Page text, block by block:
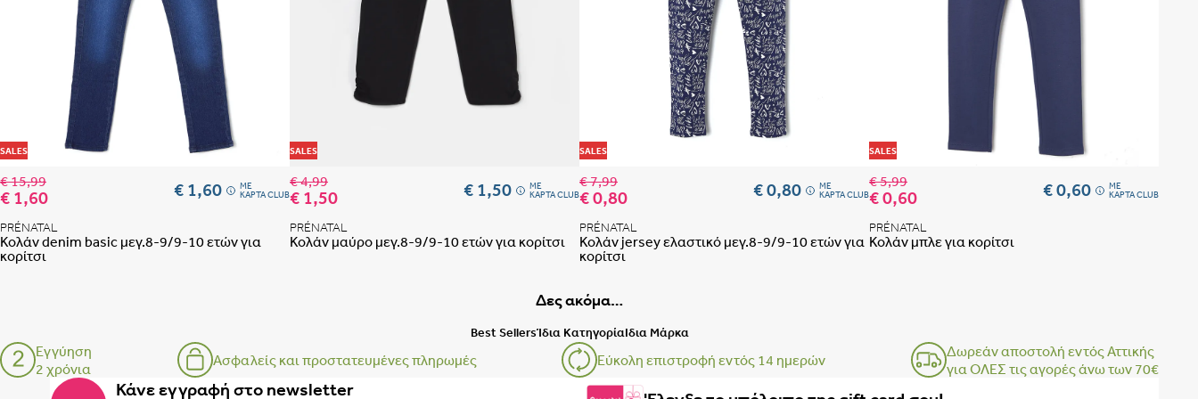
Οδηγός μεγεθών μαμάς
ΕΣΩΡΟΥΧΑ ΕΓΚΥΜΟΣΥΝΗΣ – ΤΟ ΣΟΥΤΙΕΝ ΠΩΣ ΠΑΙΡΝΟΥΜΕ ΤΑ ΜΕΤΡΑ
ΒΗΜΑ 1
ΒΗΜΑ 2
ΒΗΜΑ 1
SALES
Προσθήκη στη λίστα αγαπημένων
€ 15,99
€ 1,60 € 1,60 ME
ΚΑΡΤΑ CLUB
PRÉNATAL
Κολάν denim basic μεγ.8-9/9-10 ετών για
κορίτσι
SALES
Προσθήκη στη λίστα αγαπημένων
€ 4,99
€ 1,50 € 1,50 ME
ΚΑΡΤΑ CLUB
PRÉNATAL
Κολάν μαύρο μεγ.8-9/9-10 ετών για κορίτσι
SALES
Προσθήκη στη λίστα αγαπημένων
€ 7,99
€ 0,80 € 0,80 ME
ΚΑΡΤΑ CLUB
PRÉNATAL
Κολάν jersey ελαστικό μεγ.8-9/9-10 ετών για
κορίτσι
SALES
€ 5,99
€ 0,60 € 0,60 ME
ΚΑΡΤΑ CLUB
PRÉNATAL
Κολάν μπλε για κορίτσι
Δες ακόμα…
Best SellersΊδια ΚατηγορίαΙδια Μάρκα
Εγγύηση
2 χρόνια
Ασφαλείς και προστατευμένες πληρωμές Εύκολη επιστροφή εντός 14 ημερών
Δωρεάν αποστολή εντός Αττικής
για ΟΛΕΣ τις αγορές άνω των 70€
Κάνε εγγραφή στο newsletter